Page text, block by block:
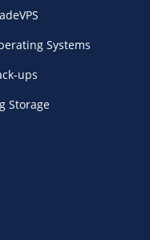
Systems
ups
Storage